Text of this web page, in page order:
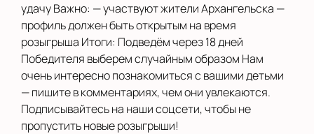
удачу Важно: — участвуют жители Архангельска —
профиль должен быть открытым на время
розыгрыша Итоги: Подведём через 18 дней
Победителя выберем случайным образом Нам
очень интересно познакомиться с вашими детьми
— пишите в комментариях, чем они увлекаются.
Подписывайтесь на наши соцсети, чтобы не
пропустить новые розыгрыши!